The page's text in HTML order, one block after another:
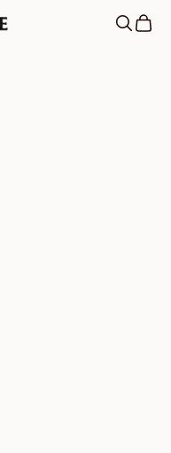
Mostra